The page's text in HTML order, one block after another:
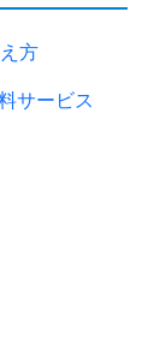
方
サービス